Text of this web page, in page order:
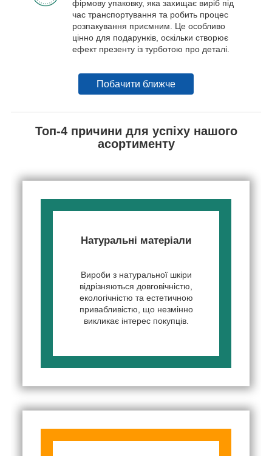
фірмову упаковку, яка захищає виріб під
час транспортування та робить процес
розпакування приємним. Це особливо
цінно для подарунків, оскільки створює
ефект презенту із турботою про деталі.
Побачити ближче
Топ-4 причини для успіху нашого
асортименту
Натуральні матеріали
Вироби з натуральної шкіри
відрізняються довговічністю,
екологічністю та естетичною
привабливістю, що незмінно
викликає інтерес покупців.